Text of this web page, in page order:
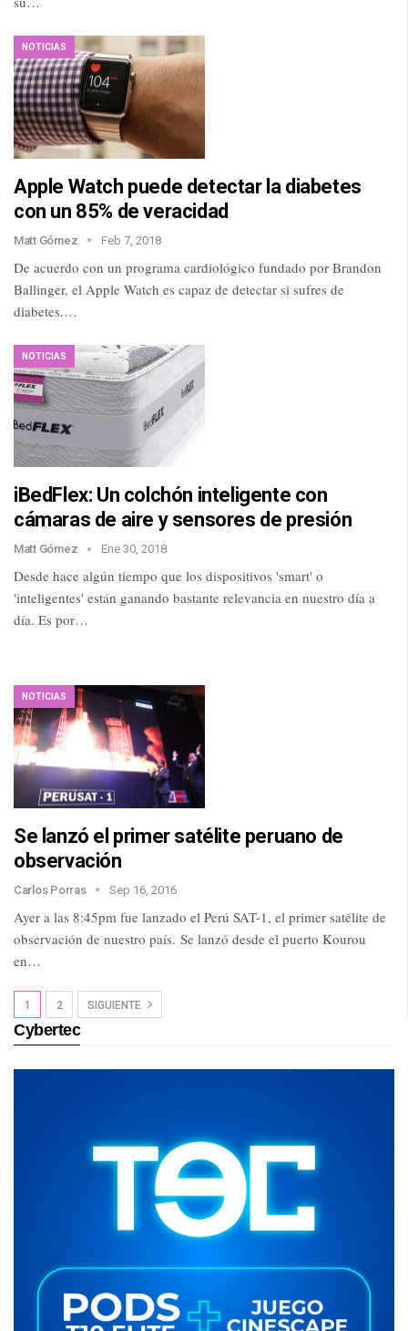
NOTICIAS
Apple Watch puede detectar la diabetes
con un 85% de veracidad
Matt Gómez Feb 7, 2018
De acuerdo con un programa cardiológico fundado por Brandon
Ballinger, el Apple Watch es capaz de detectar si sufres de
diabetes.…
NOTICIAS
iBedFlex: Un colchón inteligente con
cámaras de aire y sensores de presión
Matt Gómez Ene 30, 2018
Desde hace algún tiempo que los dispositivos 'smart' o
'inteligentes' están ganando bastante relevancia en nuestro día a
día. Es por…
NOTICIAS
Se lanzó el primer satélite peruano de
observación
Carlos Porras Sep 16, 2016
Ayer a las 8:45pm fue lanzado el Perú SAT-1, el primer satélite de
observación de nuestro país. Se lanzó desde el puerto Kourou
en…
1 2 SIGUIENTE
Cybertec